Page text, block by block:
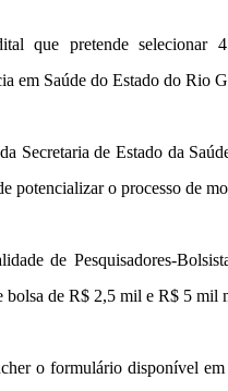
que pretende selecionar
em Saúde do Estado do Rio
Secretaria de Estado da
potencializar o processo de
de Pesquisadores-
bolsa de R$ 2,5 mil e R$ 5 mil
o formulário disponível em